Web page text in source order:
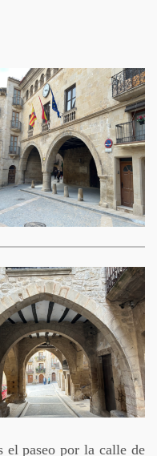
el paseo por la calle de